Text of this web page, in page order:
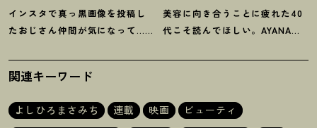
インスタで真っ黒画像を投稿し
たおじさん仲間が気になって…
の休日
美容に向き合うことに疲れた40
代こそ読んでほしい。AYANAさ
る』
関連キーワード
よしひろまさみち 連載 映画
ビューティ